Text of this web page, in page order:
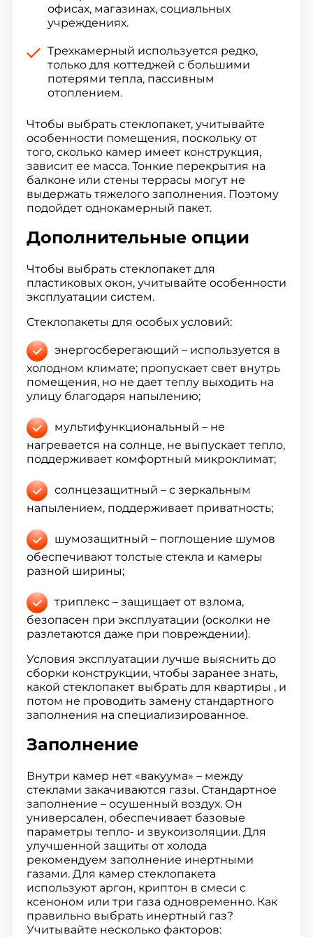
офисах, магазинах, социальных
учреждениях.
Трехкамерный используется редко,
только для коттеджей с большими
потерями тепла, пассивным
отоплением.
Чтобы выбрать стеклопакет, учитывайте
особенности помещения, поскольку от
того, сколько камер имеет конструкция,
зависит ее масса. Тонкие перекрытия на
балконе или стены террасы могут не
выдержать тяжелого заполнения. Поэтому
подойдет однокамерный пакет.
Дополнительные опции
Чтобы выбрать стеклопакет для
пластиковых окон, учитывайте особенности
эксплуатации систем.
Стеклопакеты для особых условий:
энергосберегающий – используется в
холодном климате; пропускает свет внутрь
помещения, но не дает теплу выходить на
улицу благодаря напылению;
мультифункциональный – не
нагревается на солнце, не выпускает тепло,
поддерживает комфортный микроклимат;
солнцезащитный – с зеркальным
напылением, поддерживает приватность;
шумозащитный – поглощение шумов
обеспечивают толстые стекла и камеры
разной ширины;
триплекс – защищает от взлома,
безопасен при эксплуатации (осколки не
разлетаются даже при повреждении).
Условия эксплуатации лучше выяснить до
сборки конструкции, чтобы заранее знать,
какой стеклопакет выбрать для квартиры , и
потом не проводить замену стандартного
заполнения на специализированное.
Заполнение
Внутри камер нет «вакуума» – между
стеклами закачиваются газы. Стандартное
заполнение – осушенный воздух. Он
универсален, обеспечивает базовые
параметры тепло- и звукоизоляции. Для
улучшенной защиты от холода
рекомендуем заполнение инертными
газами. Для камер стеклопакета
используют аргон, криптон в смеси с
ксеноном или три газа одновременно. Как
правильно выбрать инертный газ?
Учитывайте несколько факторов: